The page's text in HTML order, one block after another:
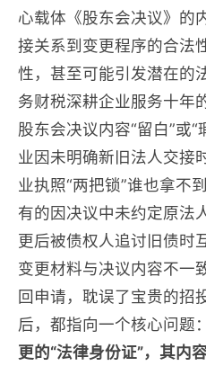
心载体《股东会决议》的
接关系到变更程序的合法
性，甚至可能引发潜在的
务财税深耕企业服务十年
股东会决议内容“留白”或
业因未明确新旧法人交接
业执照“两把锁”谁也拿不
有的因决议中未约定原法
更后被债权人追讨旧债时
变更材料与决议内容不一
回申请，耽误了宝贵的
后，都指向一个核心问题：
更的“法律身份证”，其内